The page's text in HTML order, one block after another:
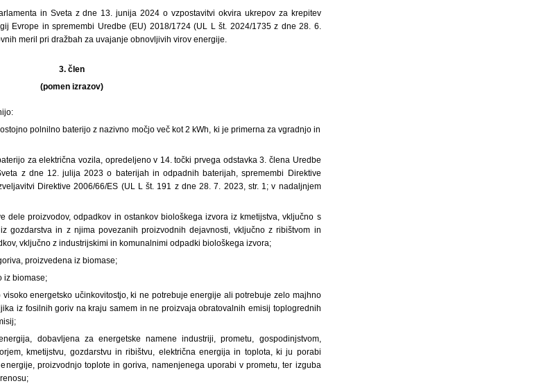
in Sveta z dne 13. junija 2024 o vzpostavitvi okvira ukrepov za krepitev
Evrope in spremembi Uredbe (EU) 2018/1724 (UL L št. 2024/1735 z dne 28. 6.
meril pri dražbah za uvajanje obnovljivih virov energije.
3. člen
(pomen izrazov)
polnilno baterijo z nazivno močjo več kot 2 kWh, ki je primerna za vgradnjo in
za električna vozila, opredeljeno v 14. točki prvega odstavka 3. člena Uredbe
z dne 12. julija 2023 o baterijah in odpadnih baterijah, spremembi Direktive
Direktive 2006/66/ES (UL L št. 191 z dne 28. 7. 2023, str. 1; v nadaljnjem
dele proizvodov, odpadkov in ostankov biološkega izvora iz kmetijstva, vključno s
gozdarstva in z njima povezanih proizvodnih dejavnosti, vključno z ribištvom in
vključno z industrijskimi in komunalnimi odpadki biološkega izvora;
proizvedena iz biomase;
iz biomase;
energetsko učinkovitostjo, ki ne potrebuje energije ali potrebuje zelo majhno
iz fosilnih goriv na kraju samem in ne proizvaja obratovalnih emisij toplogrednih
dobavljena za energetske namene industriji, prometu, gospodinjstvom,
kmetijstvu, gozdarstvu in ribištvu, električna energija in toplota, ki ju porabi
proizvodnjo toplote in goriva, namenjenega uporabi v prometu, ter izguba